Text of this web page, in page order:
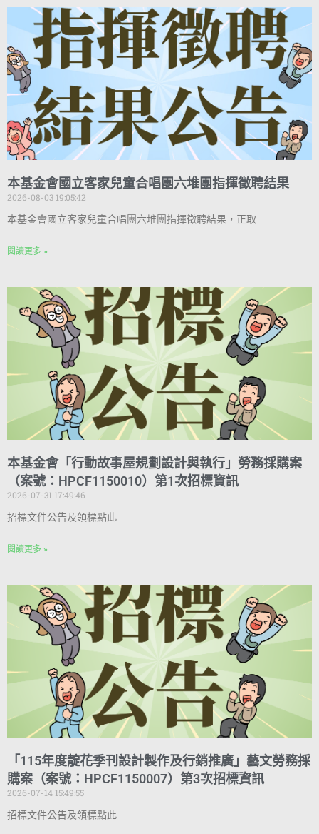
本基金會國立客家兒童合唱團六堆團指揮徵聘結果
2026-08-03 19:05:42
本基金會國立客家兒童合唱團六堆團指揮徵聘結果，正取
閱讀更多 »
本基金會「行動故事屋規劃設計與執行」勞務採購案
（案號：HPCF1150010）第1次招標資訊
2026-07-31 17:49:46
招標文件公告及領標點此
閱讀更多 »
「115年度靛花季刊設計製作及行銷推廣」藝文勞務採
購案（案號：HPCF1150007）第3次招標資訊
2026-07-14 15:49:55
招標文件公告及領標點此